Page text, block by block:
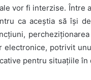
vor fi interzise. Între
ca aceștia să își
electronice, potrivit
pentru situațiile